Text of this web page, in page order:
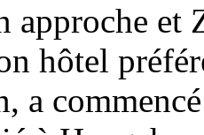
approche et
hôtel
a